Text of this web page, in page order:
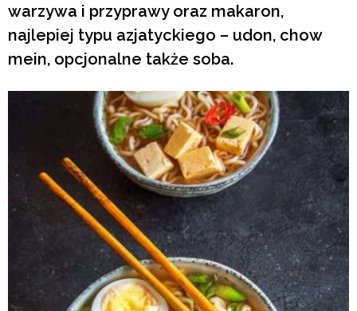
warzywa i przyprawy oraz makaron,
najlepiej typu azjatyckiego – udon, chow
mein, opcjonalne także soba.